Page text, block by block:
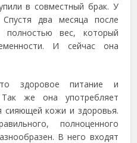
в совместный брак. У
два месяца после
полностью вес, который
И сейчас она
здоровое питание и
Так же она употребляет
сияющей кожи и здоровья.
полноценного
В него входят